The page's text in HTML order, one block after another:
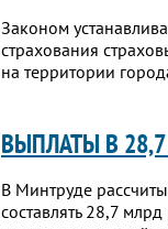
Законом
страхования
на территории
ВЫПЛАТЫ В
В Минтруде
составлять 28,7